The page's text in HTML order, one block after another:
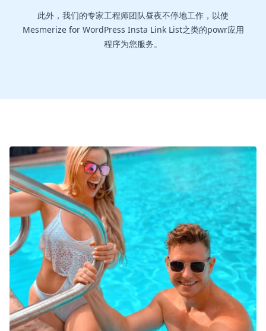
此外，我们的专家工程师团队昼夜不停地工作，以使
Mesmerize for WordPress Insta Link List之类的powr应用
程序为您服务。